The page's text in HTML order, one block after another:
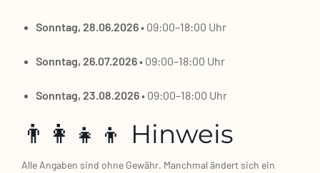
Sonn­tag, 28.06.2026• 09:00–18:00 Uhr
Sonn­tag, 26.07.2026• 09:00–18:00 Uhr
Sonn­tag, 23.08.2026• 09:00–18:00 Uhr
👨‍👩‍👧‍👦 Hinweis
Alle Anga­ben sind ohne Gewähr. Manch­mal ändert sich ein